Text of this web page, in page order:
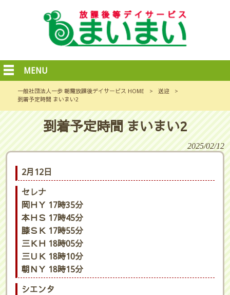
MENU
一般社団法人一歩 朝霞放課後デイサービス HOME > 送迎
>
到着予定時間 まいまい2
到着予定時間 まいまい2
2025/02/12
2月12日
セレナ
岡ＨＹ 17時35分
本ＨＳ 17時45分
膝ＳＫ 17時55分
三ＫＨ 18時05分
三ＵＫ 18時10分
朝ＮＹ 18時15分
シエンタ